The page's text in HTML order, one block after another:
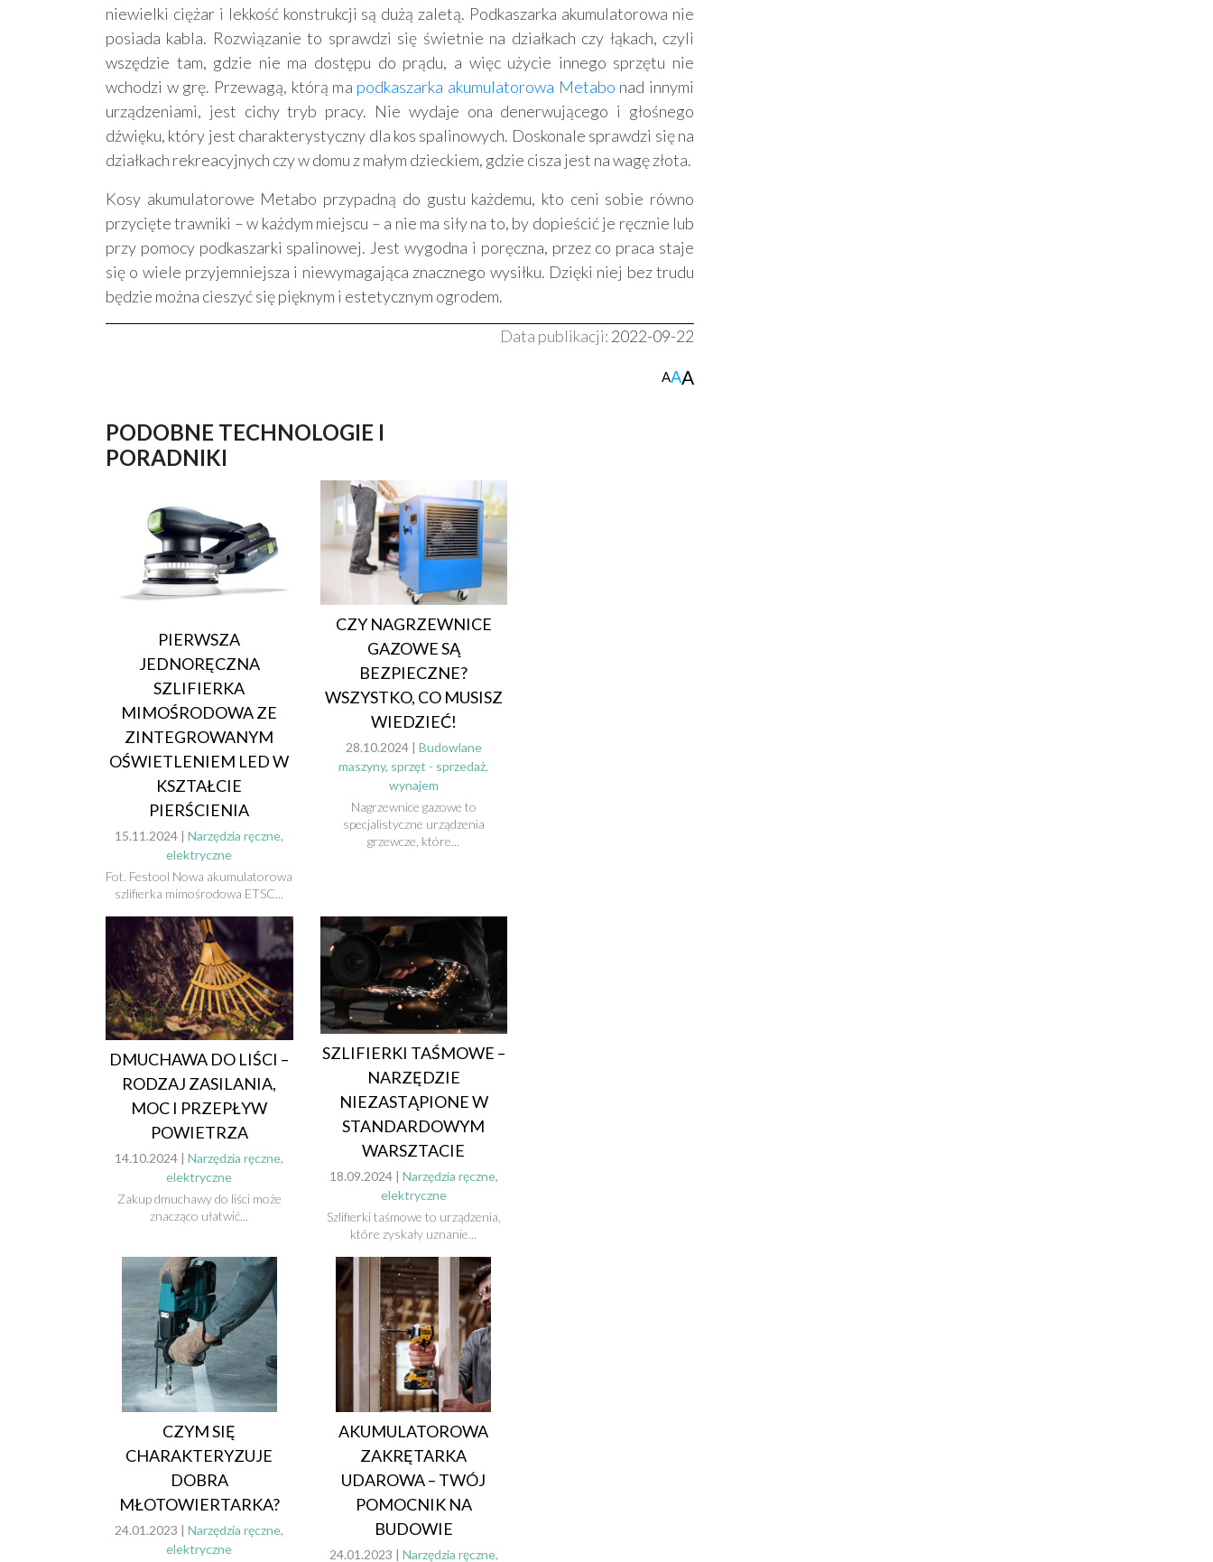
niewielki ciężar i lekkość konstrukcji są dużą zaletą. Podkaszarka akumulatorowa nie
posiada kabla. Rozwiązanie to sprawdzi się świetnie na działkach czy łąkach, czyli
wszędzie tam, gdzie nie ma dostępu do prądu, a więc użycie innego sprzętu nie
wchodzi w grę. Przewagą, którą ma podkaszarka akumulatorowa Metabo nad innymi
urządzeniami, jest cichy tryb pracy. Nie wydaje ona denerwującego i głośnego
dźwięku, który jest charakterystyczny dla kos spalinowych. Doskonale sprawdzi się na
działkach rekreacyjnych czy w domu z małym dzieckiem, gdzie cisza jest na wagę złota.
Kosy akumulatorowe Metabo przypadną do gustu każdemu, kto ceni sobie równo
przycięte trawniki – w każdym miejscu – a nie ma siły na to, by dopieścić je ręcznie lub
przy pomocy podkaszarki spalinowej. Jest wygodna i poręczna, przez co praca staje
się o wiele przyjemniejsza i niewymagająca znacznego wysiłku. Dzięki niej bez trudu
będzie można cieszyć się pięknym i estetycznym ogrodem.
Data publikacji: 2022-09-22
AAA
PODOBNE TECHNOLOGIE I
PORADNIKI
PIERWSZA
JEDNORĘCZNA
SZLIFIERKA
MIMOŚRODOWA ZE
ZINTEGROWANYM
OŚWIETLENIEM LED W
KSZTAŁCIE
PIERŚCIENIA
15.11.2024 |Narzędzia ręczne,
elektryczne
Fot. Festool Nowa akumulatorowa
szlifierka mimośrodowa ETSC...
CZY NAGRZEWNICE
GAZOWE SĄ
BEZPIECZNE?
WSZYSTKO, CO MUSISZ
WIEDZIEĆ!
28.10.2024 | Budowlane
maszyny, sprzęt - sprzedaż,
wynajem
Nagrzewnice gazowe to
specjalistyczne urządzenia
grzewcze, które...
DMUCHAWA DO LIŚCI –
RODZAJ ZASILANIA,
MOC I PRZEPŁYW
POWIETRZA
14.10.2024 |Narzędzia ręczne,
elektryczne
Zakup dmuchawy do liści może
znacząco ułatwić...
SZLIFIERKI TAŚMOWE –
NARZĘDZIE
NIEZASTĄPIONE W
STANDARDOWYM
WARSZTACIE
18.09.2024 | Narzędzia ręczne,
elektryczne
Szlifierki taśmowe to urządzenia,
które zyskały uznanie...
CZYM SIĘ
CHARAKTERYZUJE
DOBRA
MŁOTOWIERTARKA?
24.01.2023 |Narzędzia ręczne,
elektryczne
AKUMULATOROWA
ZAKRĘTARKA
UDAROWA – TWÓJ
POMOCNIK NA
BUDOWIE
24.01.2023 | Narzędzia ręczne,